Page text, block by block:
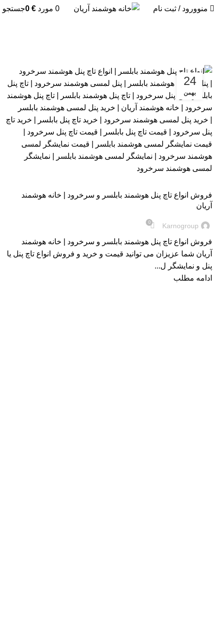
منوورود / ثبت نام 0 مورد 0 € جستجو
24
بهمن
فروش انواع تاچ پنل هوشمند بابلسر و سرخرود | خانه هوشمند
آریان
Karnogroup
0
فروش انواع تاچ پنل هوشمند بابلسر و سرخرود | خانه هوشمند
آریان شما عزیزان می توانید قیمت و خرید و فروش انواع تاچ پنل یا
پنل و نمایشگر ل...
ادامه مطلب